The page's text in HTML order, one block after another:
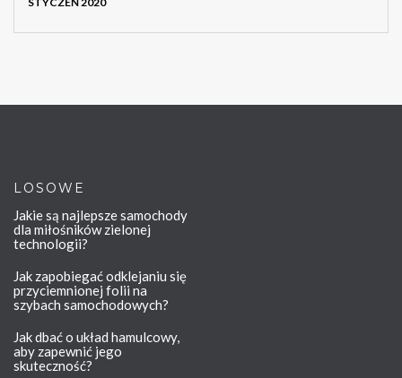
LOSOWE
Jakie są najlepsze samochody
dla miłośników zielonej
technologii?
Jak zapobiegać odklejaniu się
przyciemnionej folii na
szybach samochodowych?
Jak dbać o układ hamulcowy,
aby zapewnić jego
skuteczność?